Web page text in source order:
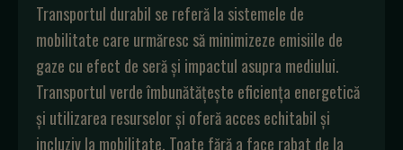
Transportul durabil se referă la sistemele de
mobilitate care urmăresc să minimizeze emisiile de
gaze cu efect de seră și impactul asupra mediului.
Transportul verde îmbunătățește eficiența energetică
și utilizarea resurselor și oferă acces echitabil și
incluziv la mobilitate. Toate fără a face rabat de la